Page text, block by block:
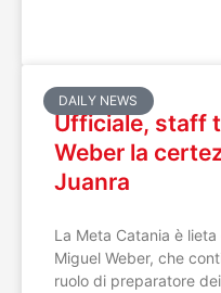
DAILY NEWS
Ufficiale, staff
Weber la
Juanra
La Meta Catania è
Miguel Weber, che
ruolo di preparatore